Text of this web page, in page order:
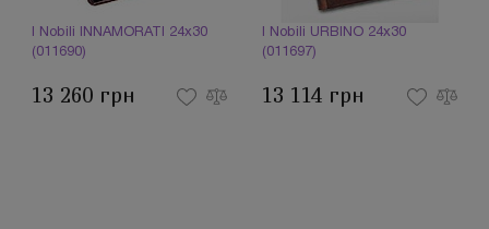
I Nobili INNAMORATI 24x30
(011690)
13 260 грн
I Nobili URBINO 24x30
(011697)
13 114 грн